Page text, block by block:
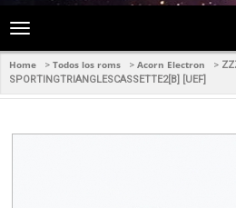
Toggle
navigation
Home > Todos los roms > Acorn Electron >
SPORTINGTRIANGLESCASSETTE2[B] [UEF]